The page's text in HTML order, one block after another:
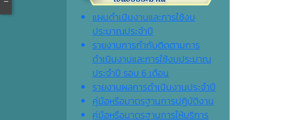
แผนดำเนินงานและการใช้งบ
ประมาณประจำปี
รายงานการกำกับติดตามการ
ดำเนินงานและการใช้งบประมาณ
ประจำปี รอบ 6 เดือน
รายงานผลการดำเนินงานประจำปี
คู่มือหรือมาตรฐานการปฏิบัติงาน
คู่มือหรือมาตรฐานการให้บริการ